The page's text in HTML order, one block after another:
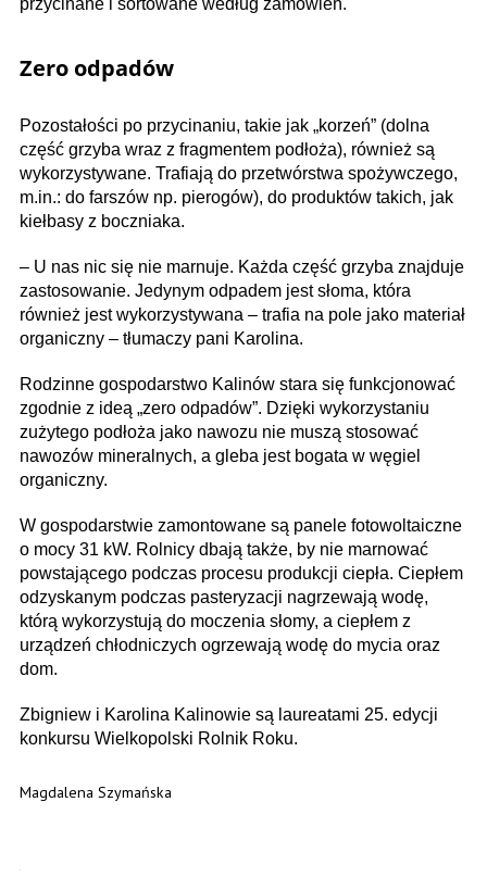
Zero odpadów
Pozostałości po przycinaniu, takie jak „korzeń” (dolna
część grzyba wraz z fragmentem podłoża), również są
wykorzystywane. Trafiają do przetwórstwa spożywczego,
m.in.: do farszów np. pierogów), do produktów takich, jak
kiełbasy z boczniaka.
– U nas nic się nie marnuje. Każda część grzyba znajduje
zastosowanie. Jedynym odpadem jest słoma, która
również jest wykorzystywana – trafia na pole jako materiał
organiczny – tłumaczy pani Karolina.
Rodzinne gospodarstwo Kalinów stara się funkcjonować
zgodnie z ideą „zero odpadów”. Dzięki wykorzystaniu
zużytego podłoża jako nawozu nie muszą stosować
nawozów mineralnych, a gleba jest bogata w węgiel
organiczny.
W gospodarstwie zamontowane są panele fotowoltaiczne
o mocy 31 kW. Rolnicy dbają także, by nie marnować
powstającego podczas procesu produkcji ciepła. Ciepłem
odzyskanym podczas pasteryzacji nagrzewają wodę,
którą wykorzystują do moczenia słomy, a ciepłem z
urządzeń chłodniczych ogrzewają wodę do mycia oraz
dom.
Zbigniew i Karolina Kalinowie są laureatami 25. edycji
konkursu Wielkopolski Rolnik Roku.
Magdalena Szymańska